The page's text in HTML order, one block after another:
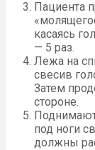
Пациента
касаясь
— 5 раз.
Лежа на
свесив
Затем
стороне.
под ноги
должны